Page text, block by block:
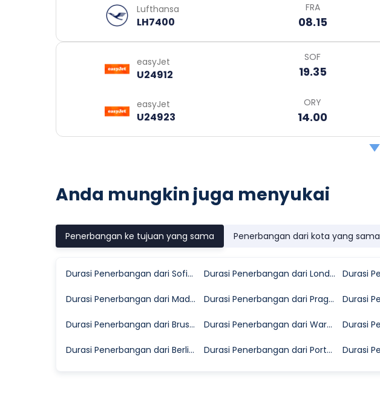
Lufthansa
LH7400
FRA
08.15
easyJet
U24912
SOF
19.35
easyJet
U24923
ORY
14.00
Anda mungkin juga menyukai
Penerbangan ke tujuan yang sama Penerbangan dari kota yang sama
Durasi Penerbangan dari Sofia ke Pisa Durasi Penerbangan dari London ke Pisa
Durasi Penerbangan dari Madrid ke Pisa Durasi Penerbangan dari Prague ke Pisa
Durasi Penerbangan dari Brussels ke Pisa Durasi Penerbangan dari Warsaw ke Pisa
Durasi Penerbangan dari Berlin ke Pisa Durasi Penerbangan dari Porto ke Pisa